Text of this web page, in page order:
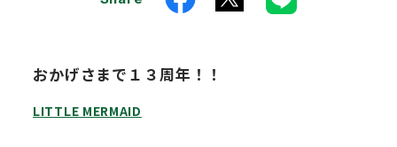
おかげさまで１３周年！！
LITTLE MERMAID